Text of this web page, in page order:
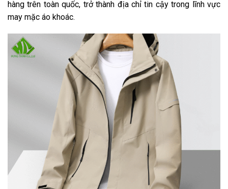
hàng trên toàn quốc, trở thành địa chỉ tin cậy trong lĩnh vực
may mặc áo khoác.